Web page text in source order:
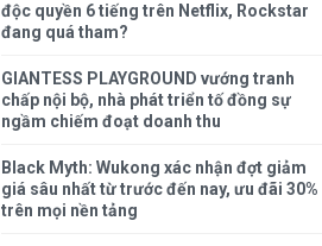
độc quyền 6 tiếng trên Netflix, Rockstar
đang quá tham?
GIANTESS PLAYGROUND vướng tranh
chấp nội bộ, nhà phát triển tố đồng sự
ngầm chiếm đoạt doanh thu
Black Myth: Wukong xác nhận đợt giảm
giá sâu nhất từ trước đến nay, ưu đãi 30%
trên mọi nền tảng